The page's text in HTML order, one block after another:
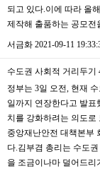
되고 있다.이에 따라 올
제작해 출품하는 공모
서금화 2021-09-11
수도권 사회적 거리두기
정부는 3일 오전, 현재
일까지 연장한다고 발표
치를 강화하려는 의도로
중앙재난안전 대책본부
다.김부겸 총리는 수도
을 조금이나마 덜어드